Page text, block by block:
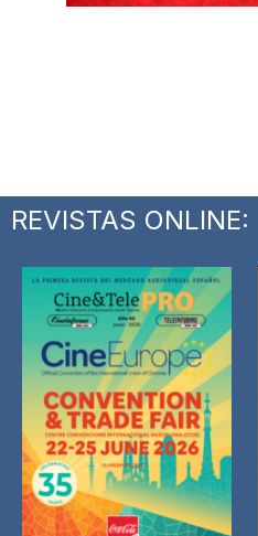
REVISTAS ONLINE: